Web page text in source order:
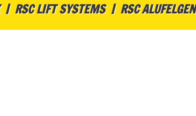
RSC LIFT SYSTEMS RSC ALUFELGEN